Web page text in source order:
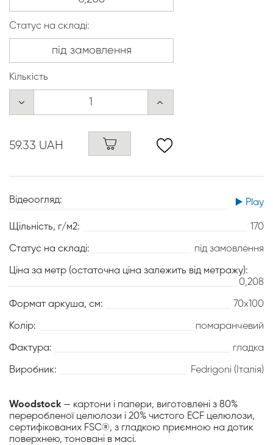
Відеоогляд: ▶️ Play
Щільність, г/м2: 170
Статус на складі: під замовлення
Ціна за метр (остаточна ціна залежить від метражу):
0,208
Формат аркуша, см: 70х100
Колір: помаранчевий
Фактура: гладка
Виробник: Fedrigoni (Італія)
Woodstock — картони і папери, виготовлені з 80%
переробленої целюлози і 20% чистого ECF целюлози,
сертифікованих FSC®, з гладкою приємною на дотик
поверхнею, тоновані в масі.
Статус на складі:
Кількість
59.33 UAH